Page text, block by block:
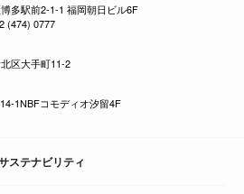
多駅前2-1-1 福岡朝日ビル6F
(474) 0777
区大手町11-2
1NBFコモディオ汐留4F
ステナビリティ